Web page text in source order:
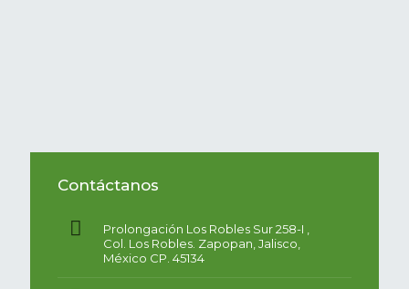
Contáctanos
Prolongación Los Robles Sur 258-I ,
Col. Los Robles. Zapopan, Jalisco,
México CP. 45134